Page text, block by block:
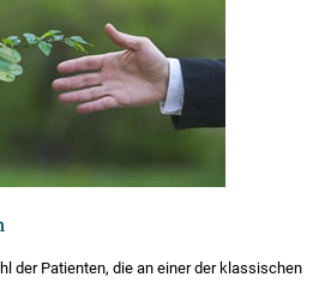
der Patienten, die an einer der klassischen